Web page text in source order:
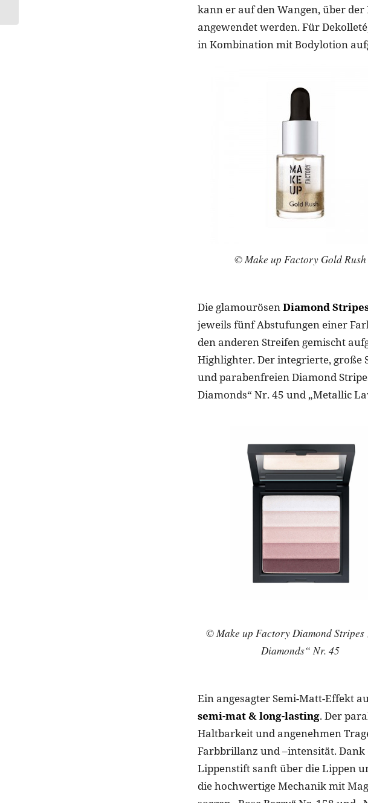
kann er auf den Wangen, über
angewendet werden. Für
in Kombination mit Bodylotion
© Make up Factory Gold Rush
Die glamourösenDiamond
jeweils fünf Abstufungen einer
den anderen Streifen gemischt
Highlighter. Der integrierte, große
und parabenfreien Diamond
Diamonds“ Nr. 45 und „Metallic
© Make up Factory Diamond
Diamonds“ Nr. 45
Ein angesagter Semi-Matt-Effekt
semi-mat & long-lasting. Der
Haltbarkeit und angenehmen
Farbbrillanz und –intensität.
Lippenstift sanft über die Lippen
die hochwertige Mechanik mit